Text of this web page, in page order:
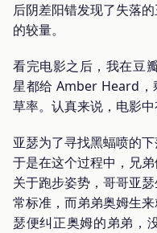
后阴差阳错发现了失落
的较量。
看完电影之后，我在豆
星都给 Amber Heard
草率。认真来说，电影中
亚瑟为了寻找黑蝠喷的
于是在这个过程中，兄
关于跑步姿势，哥哥亚
常标准，而弟弟奥姆生
瑟便纠正奥姆的弟弟，